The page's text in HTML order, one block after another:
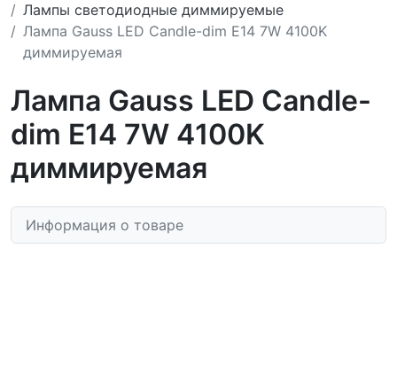
Лампы светодиодные диммируемые
Лампа Gauss LED Candle-dim E14 7W 4100K
диммируемая
Лампа Gauss LED Candle-
dim E14 7W 4100K
диммируемая
Информация о товаре